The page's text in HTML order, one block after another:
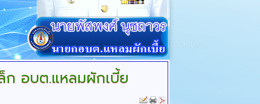
อบต.แหลมผักเบี้ย